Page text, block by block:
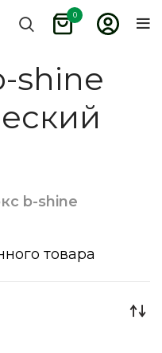
0
shine
b-shine
товара